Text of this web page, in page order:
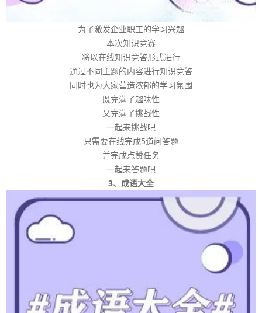
为了激发企业职工的学习兴趣
本次知识竞赛
将以在线知识竞答形式进行
通过不同主题的内容进行知识竞答
同时也为大家营造浓郁的学习氛围
既充满了趣味性
又充满了挑战性
一起来挑战吧
只需要在线完成5道问答题
并完成点赞任务
一起来答题吧
3、成语大全